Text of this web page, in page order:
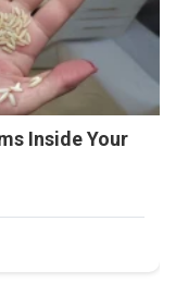
Inside Your